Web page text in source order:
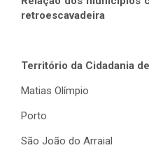
retroescavadeira
Território da Cidadania
Matias Olímpio
Porto
São João do Arraial